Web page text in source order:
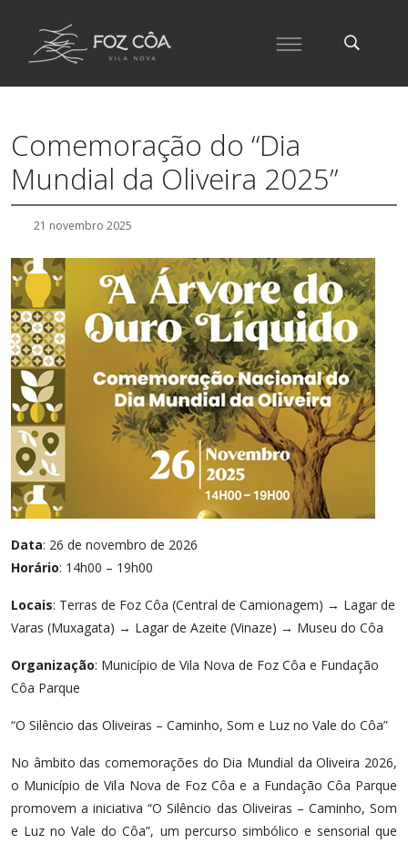
Comemoração do “Dia
Mundial da Oliveira 2025”
21 novembro 2025
Data: 26 de novembro de 2026
Horário: 14h00 – 19h00
Locais: Terras de Foz Côa (Central de Camionagem) → Lagar de
Varas (Muxagata) → Lagar de Azeite (Vinaze) → Museu do Côa
Organização: Município de Vila Nova de Foz Côa e Fundação
Côa Parque
“O Silêncio das Oliveiras – Caminho, Som e Luz no Vale do Côa”
No âmbito das comemorações do Dia Mundial da Oliveira 2026,
o Município de Vila Nova de Foz Côa e a Fundação Côa Parque
promovem a iniciativa “O Silêncio das Oliveiras – Caminho, Som
e Luz no Vale do Côa”, um percurso simbólico e sensorial que